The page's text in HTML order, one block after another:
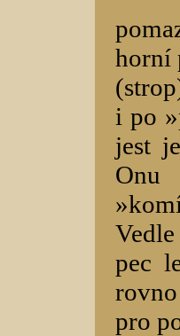
horní
i po
jest
Onu
pec
rovno
pro